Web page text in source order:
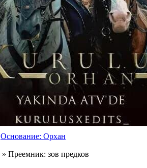
Основание: Орхан
» Преемник: зов предков